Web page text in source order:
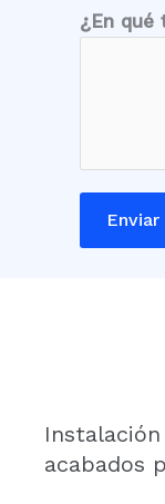
l
L
o
*
¿En qué
Enviar
acabados